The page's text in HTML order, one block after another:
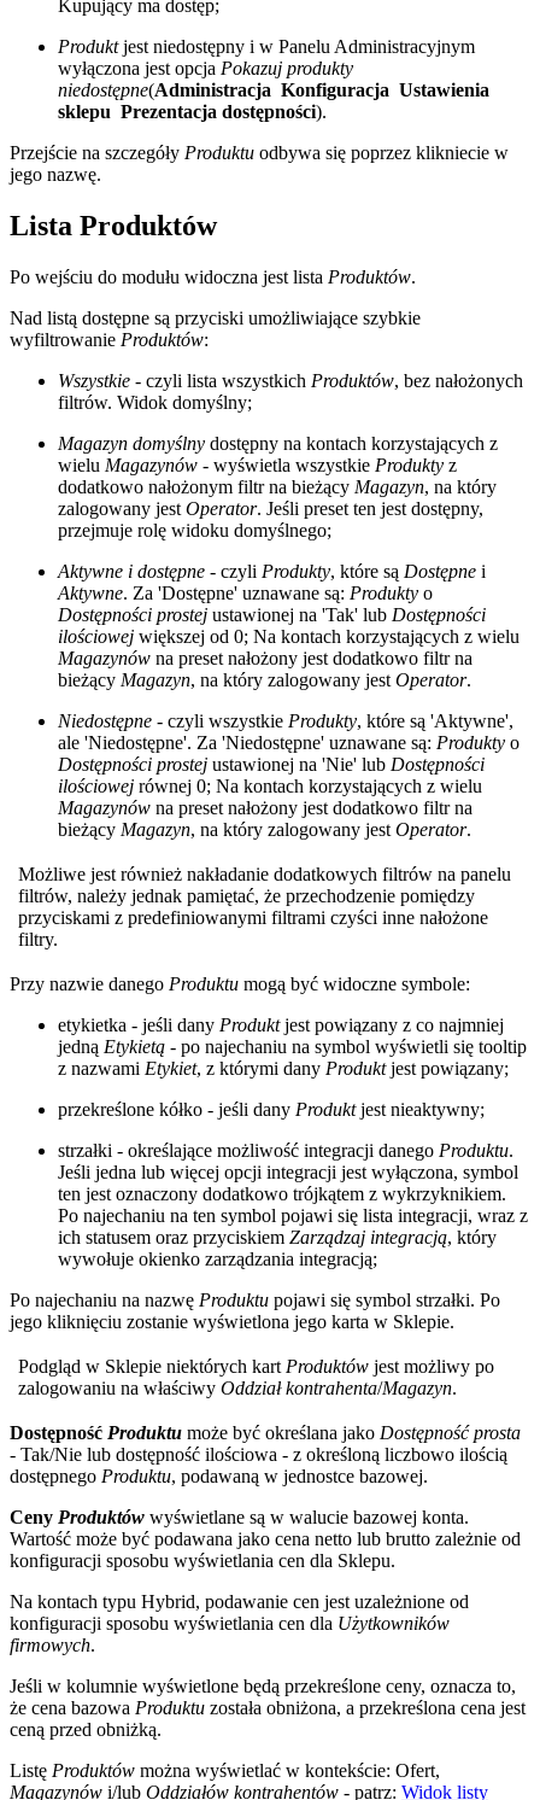
Kupujący ma dostęp;
Produktjest niedostępny i w Panelu Administracyjnym
wyłączona jest opcja Pokazuj produkty
niedostępne(Administracja Konfiguracja Ustawienia
sklepu Prezentacja dostępności).
Przejście na szczegóły Produktu odbywa się poprzez klikniecie w
jego nazwę.
Lista Produktów
Po wejściu do modułu widoczna jest lista Produktów.
Nad listą dostępne są przyciski umożliwiające szybkie
wyfiltrowanie Produktów:
Wszystkie - czyli lista wszystkich Produktów, bez nałożonych
filtrów. Widok domyślny;
Magazyn domyślny dostępny na kontach korzystających z
wielu Magazynów - wyświetla wszystkie Produkty z
dodatkowo nałożonym filtr na bieżący Magazyn, na który
zalogowany jest Operator. Jeśli preset ten jest dostępny,
przejmuje rolę widoku domyślnego;
Aktywne i dostępne - czyli Produkty, które są Dostępne i
Aktywne. Za 'Dostępne' uznawane są: Produkty o
Dostępności prostej ustawionej na 'Tak' lub Dostępności
ilościowej większej od 0; Na kontach korzystających z wielu
Magazynów na preset nałożony jest dodatkowo filtr na
bieżący Magazyn, na który zalogowany jest Operator.
Niedostępne - czyli wszystkie Produkty, które są 'Aktywne',
ale 'Niedostępne'. Za 'Niedostępne' uznawane są: Produkty o
Dostępności prostej ustawionej na 'Nie' lub Dostępności
ilościowej równej 0; Na kontach korzystających z wielu
Magazynów na preset nałożony jest dodatkowo filtr na
bieżący Magazyn, na który zalogowany jest Operator.
Możliwe jest również nakładanie dodatkowych filtrów na panelu
filtrów, należy jednak pamiętać, że przechodzenie pomiędzy
przyciskami z predefiniowanymi filtrami czyści inne nałożone
filtry.
Przy nazwie danego Produktu mogą być widoczne symbole:
etykietka - jeśli dany Produktjest powiązany z co najmniej
jedną Etykietą - po najechaniu na symbol wyświetli się tooltip
z nazwami Etykiet, z którymi dany Produktjest powiązany;
przekreślone kółko - jeśli dany Produktjest nieaktywny;
strzałki - określające możliwość integracji danego Produktu.
Jeśli jedna lub więcej opcji integracji jest wyłączona, symbol
ten jest oznaczony dodatkowo trójkątem z wykrzyknikiem.
Po najechaniu na ten symbol pojawi się lista integracji, wraz z
ich statusem oraz przyciskiem Zarządzaj integracją, który
wywołuje okienko zarządzania integracją;
Po najechaniu na nazwę Produktu pojawi się symbol strzałki. Po
jego kliknięciu zostanie wyświetlona jego karta w Sklepie.
Podgląd w Sklepie niektórych kart Produktów jest możliwy po
zalogowaniu na właściwy Oddział kontrahenta/Magazyn.
Dostępność Produktu może być określana jako Dostępność prosta
- Tak/Nie lub dostępność ilościowa - z określoną liczbowo ilością
dostępnego Produktu, podawaną w jednostce bazowej.
Ceny Produktów wyświetlane są w walucie bazowej konta.
Wartość może być podawana jako cena netto lub brutto zależnie od
konfiguracji sposobu wyświetlania cen dla Sklepu.
Na kontach typu Hybrid, podawanie cen jest uzależnione od
konfiguracji sposobu wyświetlania cen dla Użytkowników
firmowych.
Jeśli w kolumnie wyświetlone będą przekreślone ceny, oznacza to,
że cena bazowa Produktu została obniżona, a przekreślona cena jest
ceną przed obniżką.
Listę Produktów można wyświetlać w kontekście: Ofert,
Magazynów i/lub Oddziałów kontrahentów - patrz: Widok listy